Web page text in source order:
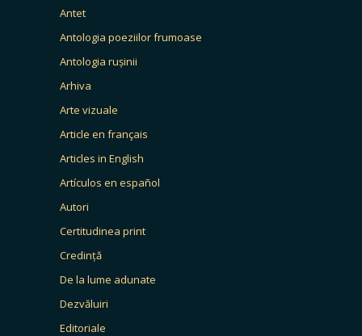
Antet
Antologia poeziilor frumoase
Antologia rușinii
Arhiva
Arte vizuale
Article en français
Articles in English
Artículos en español
Autori
Certitudinea print
Credință
De la lume adunate
Dezvăluiri
Editoriale